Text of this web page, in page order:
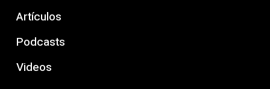
Artículos
Podcasts
Videos